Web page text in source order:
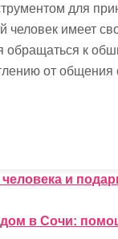
для
человек имеет
обращаться к
от общения
и
дом в Сочи: